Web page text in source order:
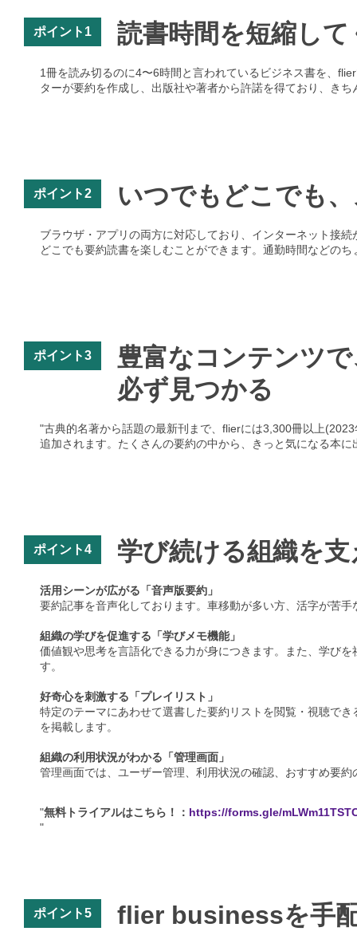
ポイント1 読書時間を短縮し
1冊を読み切るのに4〜6時間と言われているビジネス書を、
ターが要約を作成し、出版社や著者から許諾を得ており、き
ポイント2 いつでもどこでも
ブラウザ・アプリの両方に対応しており、インターネット接
どこでも要約読書を楽しむことができます。通勤時間などの
ポイント3
豊富なコンテンツ
必ず見つかる
"古典的名著から話題の最新刊まで、flierには3,300冊以上
追加されます。たくさんの要約の中から、きっと気になる本に
ポイント4 学び続ける組織を
活用シーンが広がる「音声版要約」
要約記事を音声化しております。車移動が多い方、活字が苦
組織の学びを促進する「学びメモ機能」
価値観や思考を言語化できる力が身につきます。また、学び
す。
好奇心を刺激する「プレイリスト」
特定のテーマにあわせて選書した要約リストを閲覧・視聴で
を掲載します。
組織の利用状況がわかる「管理画面」
管理画面では、ユーザー管理、利用状況の確認、おすすめ要
"無料トライアルはこちら！： https://forms.gle/
"
ポイント5 flier businessを手